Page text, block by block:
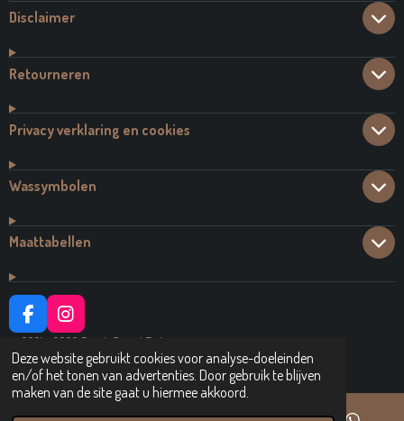
Deze website gebruikt cookies voor analyse-doeleinden
en/of het tonen van advertenties. Door gebruik te blijven
maken van de site gaat u hiermee akkoord.
Disclaimer
Retourneren
Privacy verklaring en cookies
Wassymbolen
Maattabellen
F
A
C
E
B
I
N
S
T
A
© 2021 - 2026 Dutch Brand Fashion
Powered byJouwWeb